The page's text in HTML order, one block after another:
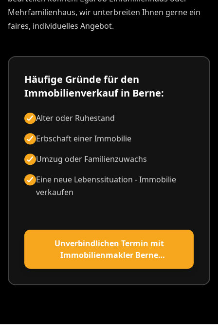
Mehrfamilienhaus, wir unterbreiten Ihnen gerne ein
faires, individuelles Angebot.
Häufige Gründe für den
Immobilienverkauf in Berne:
Alter oder Ruhestand
Erbschaft einer Immobilie
Umzug oder Familienzuwachs
Eine neue Lebenssituation - Immobilie
verkaufen
Unverbindlichen Termin mit
Immobilienmakler Berne
vereinbaren